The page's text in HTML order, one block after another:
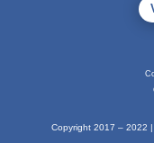
Copyright 2017 – 2022